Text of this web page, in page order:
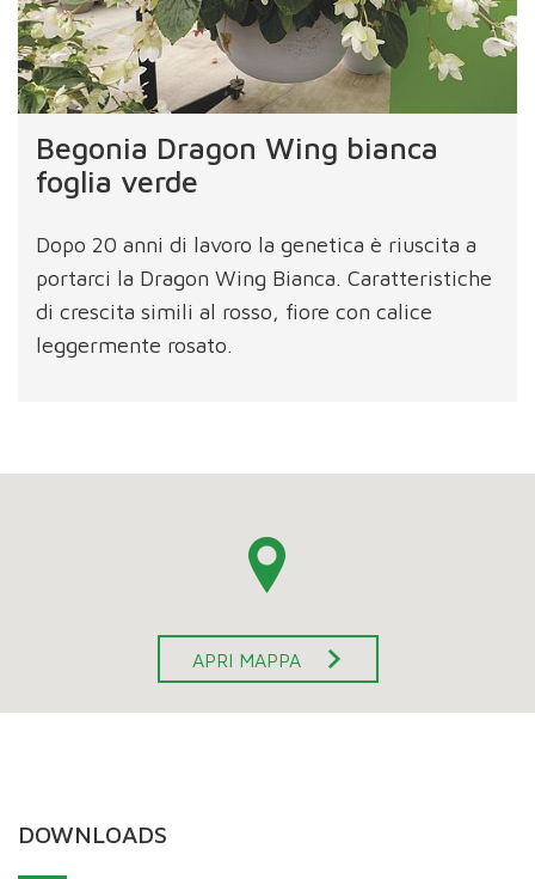
Begonia Dragon Wing bianca
foglia verde
Dopo 20 anni di lavoro la genetica è riuscita a
portarci la Dragon Wing Bianca. Caratteristiche
di crescita simili al rosso, fiore con calice
leggermente rosato.
APRI MAPPA
DOWNLOADS